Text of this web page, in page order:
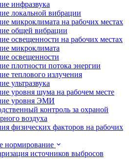
инфразвука
локальной вибрации
микроклимата на рабочих местах
общей вибрации
освещенности на рабочих местах
микроклимата
освещенности
плотности потока энергии
теплового излучения
ультразвука
уровня шума на рабочем месте
уровня ЭМИ
контроль за охраной
воздуха
физических факторов на рабочих
нормирование
источников выбросов